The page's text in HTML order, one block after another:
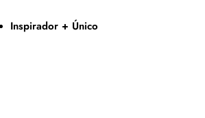
Inspirador + Único